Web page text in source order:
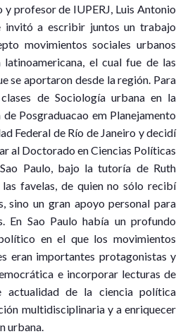
profesor de IUPERJ, Luis Antonio
invitó a escribir juntos un trabajo
movimientos sociales urbanos
latinoamericana, el cual fue de las
se aportaron desde la región. Para
de Sociología urbana en la
Posgraduacao em Planejamento
Federal de Río de Janeiro y decidí
al Doctorado en Ciencias Políticas
Paulo, bajo la tutoría de Ruth
favelas, de quien no sólo recibí
sino un gran apoyo personal para
En Sao Paulo había un profundo
en el que los movimientos
eran importantes protagonistas y
e incorporar lecturas de
actualidad de la ciencia política
multidisciplinaria y a enriquecer
urbana.